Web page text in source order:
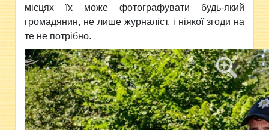
місцях їх може фотографувати будь-який
громадянин, не лише журналіст, і ніякої згоди на
те не потрібно.